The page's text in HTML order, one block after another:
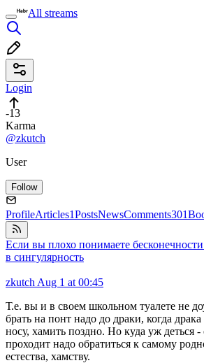
All streams
Login
-13
Karma
@zkutch
User
Follow
ProfileArticles1PostsNewsComments301
Если вы плохо понимаете
в сингулярность
zkutch Aug 1 at 00:45
Т.е. вы и в своем школьном туалете не
брать на понт надо до драки, когда
носу, хамить поздно. Но куда уж деться -
проходит надо обратиться к самому
естества, хамству.